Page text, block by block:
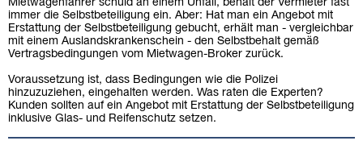
Mietwagenfahrer schuld an einem Unfall, behält der Vermieter fast
immer die Selbstbeteiligung ein. Aber: Hat man ein Angebot mit
Erstattung der Selbstbeteiligung gebucht, erhält man - vergleichbar
mit einem Auslandskrankenschein - den Selbstbehalt gemäß
Vertragsbedingungen vom Mietwagen-Broker zurück.
Voraussetzung ist, dass Bedingungen wie die Polizei
hinzuzuziehen, eingehalten werden. Was raten die Experten?
Kunden sollten auf ein Angebot mit Erstattung der Selbstbeteiligung
inklusive Glas- und Reifenschutz setzen.